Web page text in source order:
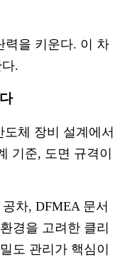
력을 키운다. 이 차
.
체 장비 설계에서
기준, 도면 규격이
차, DFMEA 문서
경을 고려한 클리
도 관리가 핵심이